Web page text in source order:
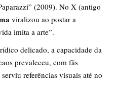
(2009). No X (antigo
viralizou ao postar a
imita a arte”.
delicado, a capacidade da
prevaleceu, com fãs
referências visuais até no